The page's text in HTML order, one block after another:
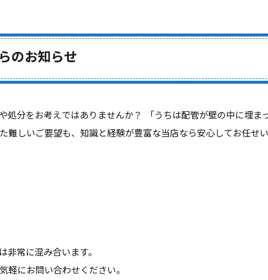
のお知らせ
処分をお考えではありませんか？ 「うちは配管が壁の中に埋ま
難しいご要望も、知識と経験が豊富な当店なら安心してお任せ
非常に混み合います。
軽にお問い合わせください。